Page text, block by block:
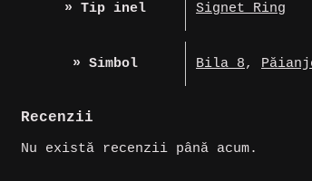
» Tip inel Signet Ring
» Simbol Bila 8,
Recenzii
Nu există recenzii până acum.